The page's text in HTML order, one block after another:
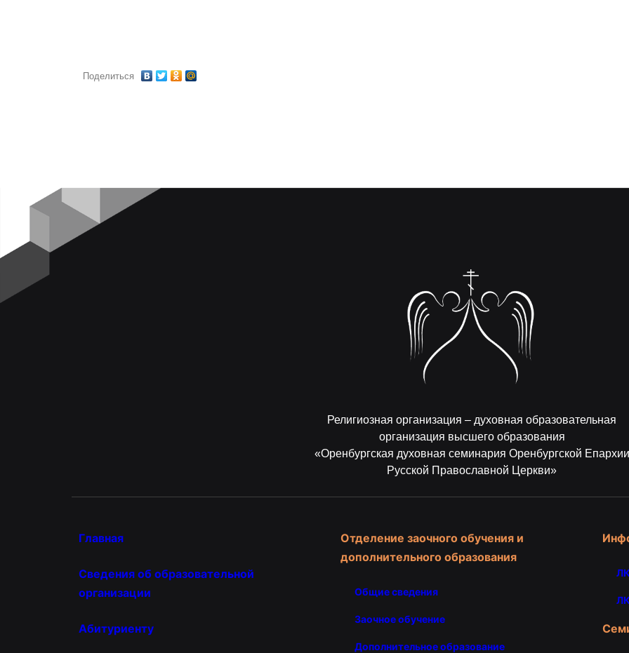
Поделиться
Религиозная организация – духовная образовательная
организация высшего образования
«Оренбургская духовная семинария Оренбургской Епархии
Русской Православной Церкви»
Главная
Сведения об образовательной
организации
Абитуриенту
Отделение заочного обучения и
дополнительного образования
Общие сведения
Заочное обучение
Дополнительное образование